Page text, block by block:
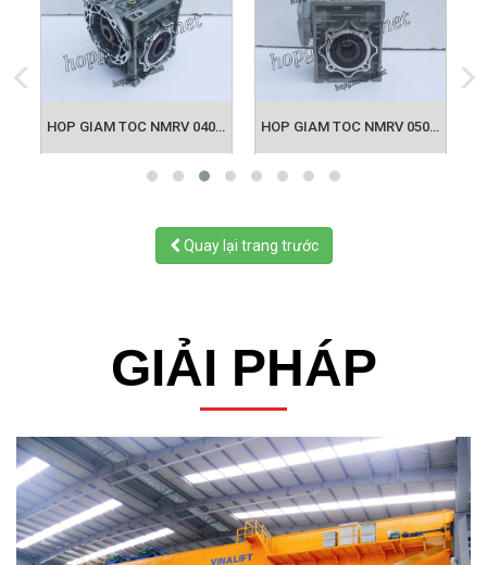
HOP GIAM TOC NMRV 040 71B14 HOP GIAM TOC NMRV 050 71B14
Quay lại trang trước
GIẢI PHÁP